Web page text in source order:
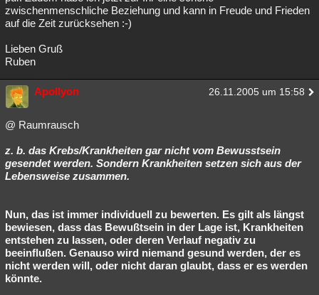
zwischenmenschliche Beziehung und kann in Freude und Frieden
auf die Zeit zurücksehen :-)
Lieben Gruß
Ruben
Apollyon 26.11.2005 um 15:58
@ Raumrausch
z. b. das Krebs/Krankheiten gar nicht vom Bewusstsein
gesendet werden. Sondern Krankheiten setzen sich aus der
Lebensweise zusammen.
Nun, das ist immer individuell zu bewerten. Es gilt als längst
bewiesen, dass das Bewußtsein in der Lage ist, Krankheiten
entstehen zu lassen, oder deren Verlauf negativ zu
beeinflußen. Genauso wird niemand gesund werden, der es
nicht werden will, oder nicht daran glaubt, dass er es werden
könnte.